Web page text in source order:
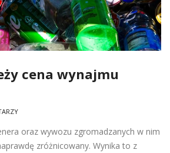
cena wynajmu
oraz wywozu zgromadzanych w nim
zróżnicowany. Wynika to z